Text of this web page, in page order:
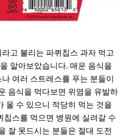
고 불리는 파퀴칩스 과자 먹고
알아보았습니다. 매운 음식을
여러 스트레스를 푸는 분들이
음식을 먹다보면 위염을 유발하
올 수 있으니 적당히 먹는 것을
칩스를 먹으면 병원에 실려갈 수
잘 못드시는 분들은 절대 도전